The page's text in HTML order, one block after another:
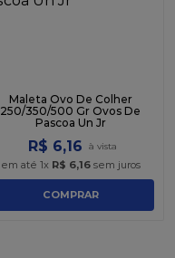
Maleta Ovo De Colher
250/350/500 Gr Ovos De
Pascoa Un Jr
R$ 6,16
em até 1x R$ 6,16sem juros
COMPRAR